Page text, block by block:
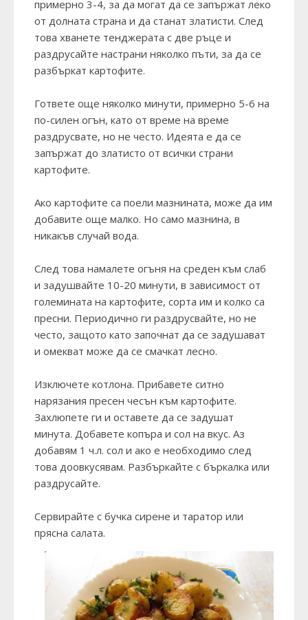
примерно 3-4, за да могат да се запържат леко
от долната страна и да станат златисти. След
това хванете тенджерата с две ръце и
раздрусайте настрани няколко пъти, за да се
разбъркат картофите.
Гответе още няколко минути, примерно 5-6 на
по-силен огън, като от време на време
раздрусвате, но не често. Идеята е да се
запържат до златисто от всички страни
картофите.
Ако картофите са поели мазнината, може да им
добавите още малко. Но само мазнина, в
никакъв случай вода.
След това намалете огъня на среден към слаб
и задушвайте 10-20 минути, в зависимост от
големината на картофите, сорта им и колко са
пресни. Периодично ги раздрусвайте, но не
често, защото като започнат да се задушават
и омекват може да се смачкат лесно.
Изключете котлона. Прибавете ситно
нарязания пресен чесън към картофите.
Захлюпете ги и оставете да се задушат
минута. Добавете копъра и сол на вкус. Аз
добавям 1 ч.л. сол и ако е необходимо след
това доовкусявам. Разбъркайте с бъркалка или
раздрусайте.
Сервирайте с бучка сирене и таратор или
прясна салата.